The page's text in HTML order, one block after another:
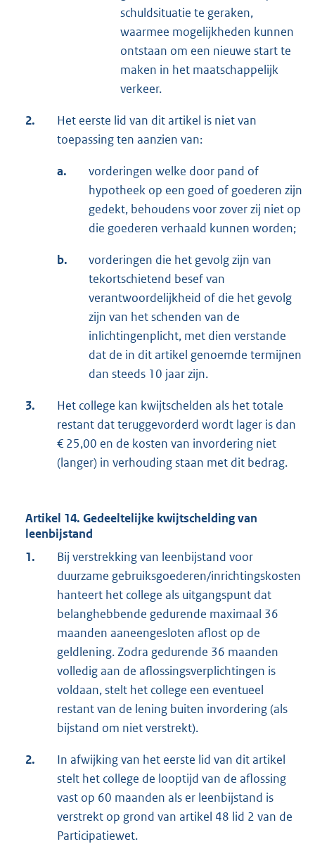
schuldsituatie te geraken,
waarmee mogelijkheden kunnen
ontstaan om een nieuwe start te
maken in het maatschappelijk
verkeer.
2.
Het eerste lid van dit artikel is niet van
toepassing ten aanzien van:
a.
vorderingen welke door pand of
hypotheek op een goed of goederen zijn
gedekt, behoudens voor zover zij niet op
die goederen verhaald kunnen worden;
b.
vorderingen die het gevolg zijn van
tekortschietend besef van
verantwoordelijkheid of die het gevolg
zijn van het schenden van de
inlichtingenplicht, met dien verstande
dat de in dit artikel genoemde termijnen
dan steeds 10 jaar zijn.
3.
Het college kan kwijtschelden als het totale
restant dat teruggevorderd wordt lager is dan
€ 25,00 en de kosten van invordering niet
(langer) in verhouding staan met dit bedrag.
Artikel 14. Gedeeltelijke kwijtschelding van
leenbijstand
1.
Bij verstrekking van leenbijstand voor
duurzame gebruiksgoederen/inrichtingskosten
hanteert het college als uitgangspunt dat
belanghebbende gedurende maximaal 36
maanden aaneengesloten aflost op de
geldlening. Zodra gedurende 36 maanden
volledig aan de aflossingsverplichtingen is
voldaan, stelt het college een eventueel
restant van de lening buiten invordering (als
bijstand om niet verstrekt).
2.
In afwijking van het eerste lid van dit artikel
stelt het college de looptijd van de aflossing
vast op 60 maanden als er leenbijstand is
verstrekt op grond van artikel 48 lid 2 van de
Participatiewet.